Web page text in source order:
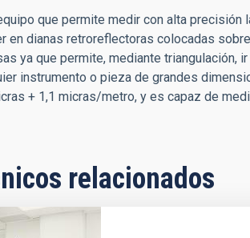
que permite medir con alta
en dianas retroreflectoras colocadas
ya que permite, mediante triangulación,
instrumento o pieza de grandes
+ 1,1 micras/metro, y es capaz de
relacionados